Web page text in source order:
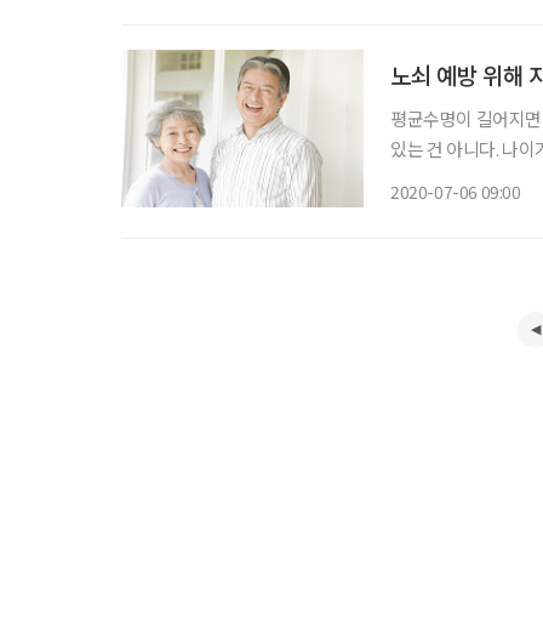
노쇠 예방 위해
평균수명이 길어지
있는 건 아니다. 나
2020-07-06 09:00